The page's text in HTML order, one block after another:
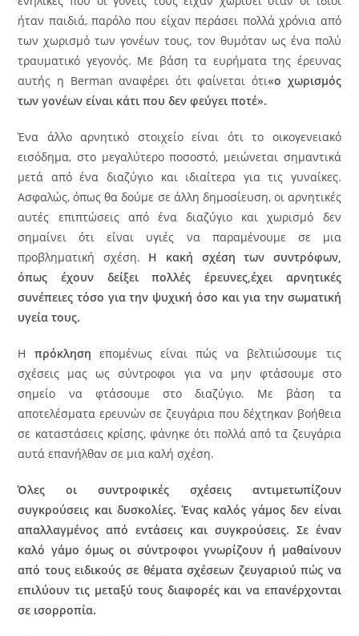
ήταν παιδιά, παρόλο που είχαν περάσει πολλά χρόνια από
των χωρισμό των γονέων τους, τον θυμόταν ως ένα πολύ
τραυματικό γεγονός. Με βάση τα ευρήματα της έρευνας
αυτής η Berman αναφέρει ότι φαίνεται ότι«ο χωρισμός
των γονέων είναι κάτι που δεν φεύγει ποτέ».
Ένα άλλο αρνητικό στοιχείο είναι ότι το οικογενειακό
εισόδημα, στο μεγαλύτερο ποσοστό, μειώνεται σημαντικά
μετά από ένα διαζύγιο και ιδιαίτερα για τις γυναίκες.
Ασφαλώς, όπως θα δούμε σε άλλη δημοσίευση, οι αρνητικές
αυτές επιπτώσεις από ένα διαζύγιο και χωρισμό δεν
σημαίνει ότι είναι υγιές να παραμένουμε σε μια
προβληματική σχέση. Η κακή σχέση των συντρόφων,
όπως έχουν δείξει πολλές έρευνες,έχει αρνητικές
συνέπειες τόσο για την ψυχική όσο και για την σωματική
υγεία τους.
Η πρόκληση επομένως είναι πώς να βελτιώσουμε τις
σχέσεις μας ως σύντροφοι για να μην φτάσουμε στο
σημείο να φτάσουμε στο διαζύγιο. Με βάση τα
αποτελέσματα ερευνών σε ζευγάρια που δέχτηκαν βοήθεια
σε καταστάσεις κρίσης, φάνηκε ότι πολλά από τα ζευγάρια
αυτά επανήλθαν σε μια καλή σχέση.
Όλες οι συντροφικές σχέσεις αντιμετωπίζουν
συγκρούσεις και δυσκολίες. Ένας καλός γάμος δεν είναι
απαλλαγμένος από εντάσεις και συγκρούσεις. Σε έναν
καλό γάμο όμως οι σύντροφοι γνωρίζουν ή μαθαίνουν
από τους ειδικούς σε θέματα σχέσεων ζευγαριού πώς να
επιλύουν τις μεταξύ τους διαφορές και να επανέρχονται
σε ισορροπία.